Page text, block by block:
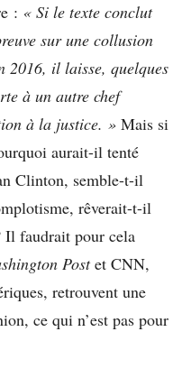
: « Si le texte conclut
sur une collusion
2016, il laisse, quelques
à un autre chef
à la justice. » Mais si
aurait-il tenté
Clinton, semble-t-il
rêverait-t-il
Il faudrait pour cela
Postet CNN,
retrouvent une
ce qui n’est pas pour